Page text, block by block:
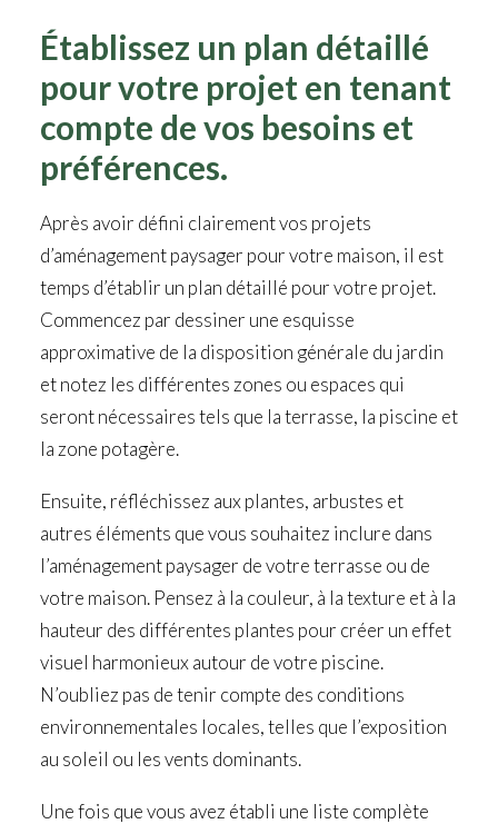
Établissez un plan détaillé
pour votre projet en tenant
compte de vos besoins et
préférences.
Après avoir défini clairement vos projets
d’aménagement paysager pour votre maison, il est
temps d’établir un plan détaillé pour votre projet.
Commencez par dessiner une esquisse
approximative de la disposition générale du jardin
et notez les différentes zones ou espaces qui
seront nécessaires tels que la terrasse, la piscine et
la zone potagère.
Ensuite, réfléchissez aux plantes, arbustes et
autres éléments que vous souhaitez inclure dans
l’aménagement paysager de votre terrasse ou de
votre maison. Pensez à la couleur, à la texture et à la
hauteur des différentes plantes pour créer un effet
visuel harmonieux autour de votre piscine.
N’oubliez pas de tenir compte des conditions
environnementales locales, telles que l’exposition
au soleil ou les vents dominants.
Une fois que vous avez établi une liste complète